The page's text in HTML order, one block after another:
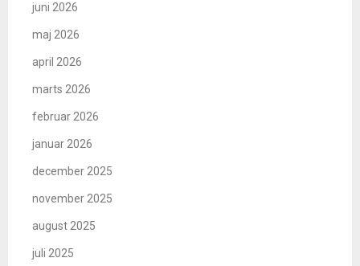
juni 2026
maj 2026
april 2026
marts 2026
februar 2026
januar 2026
december 2025
november 2025
august 2025
juli 2025